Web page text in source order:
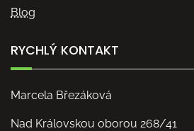
Blog
RYCHLÝ KONTAKT
Marcela Březáková
Nad Královskou oborou 268/41